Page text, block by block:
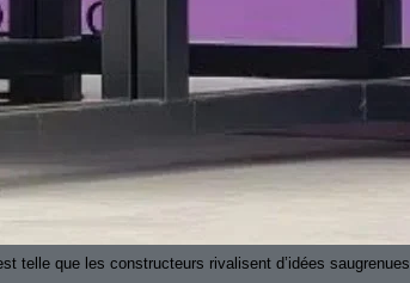
telle que les constructeurs rivalisent d’idées